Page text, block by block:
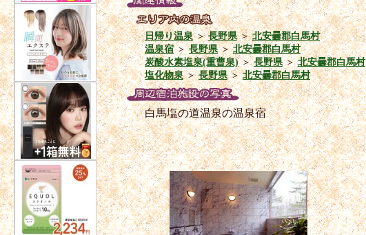
日帰り温泉＞長野県＞北安曇郡白馬村
温泉宿＞長野県＞北安曇郡白馬村
炭酸水素塩泉(重曹泉)＞長野県 ＞北安曇郡白馬村
塩化物泉＞長野県＞北安曇郡白馬村
白馬塩の道温泉の温泉宿